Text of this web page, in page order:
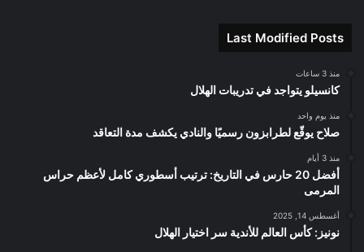
Last Modified Posts
منذ 3 ساعات
كانسيلو يتواجد في تدريبات الهلال
منذ يوم واحد
صلاح يوقّع لطرابزون رسميًا والنادي يكشف مدة التعاقد
منذ 3 أيام
أفضل 20 حارس في التاريخ: ترتيب أسطوري كامل لأعظم حراس
المرمى
أغسطس 14, 2025
نونيز: كأس العالم للأندية سر اختيار الهلال